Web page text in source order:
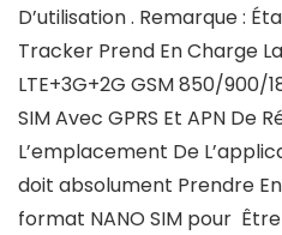
D’utilisation . Remarque :
Tracker Prend En Charge
LTE+3G+2G GSM 850/900/
SIM Avec GPRS Et APN De
L’emplacement De
doit absolument Prendre
format NANO SIM pour